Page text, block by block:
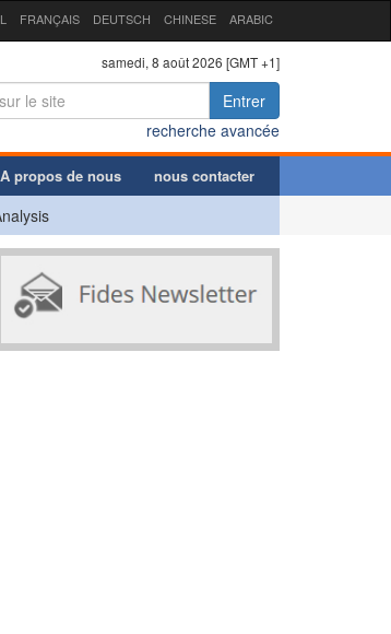
FRANÇAIS DEUTSCH CHINESE ARABIC
samedi, 8 août 2026 [GMT +1]
Entrer
recherche avancée
A propos de nous nous contacter